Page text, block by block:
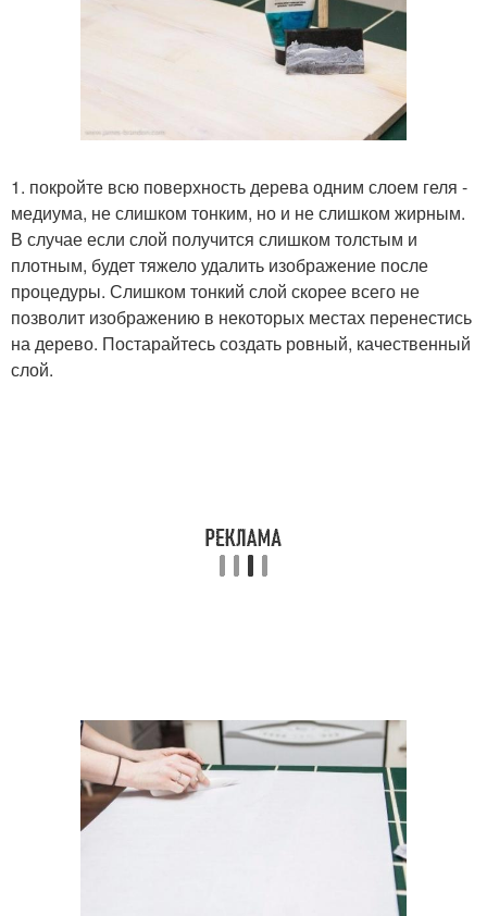
1. покройте всю поверхность дерева одним слоем геля -
медиума, не слишком тонким, но и не слишком жирным.
В случае если слой получится слишком толстым и
плотным, будет тяжело удалить изображение после
процедуры. Слишком тонкий слой скорее всего не
позволит изображению в некоторых местах перенестись
на дерево. Постарайтесь создать ровный, качественный
слой.